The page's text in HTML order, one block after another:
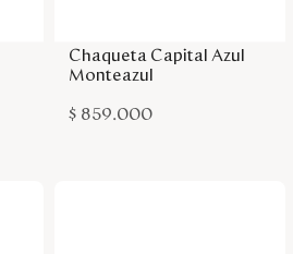
Chaqueta Capital Azul
Monteazul
$ 859.000